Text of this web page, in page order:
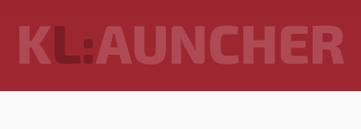
KL:AUNCHER